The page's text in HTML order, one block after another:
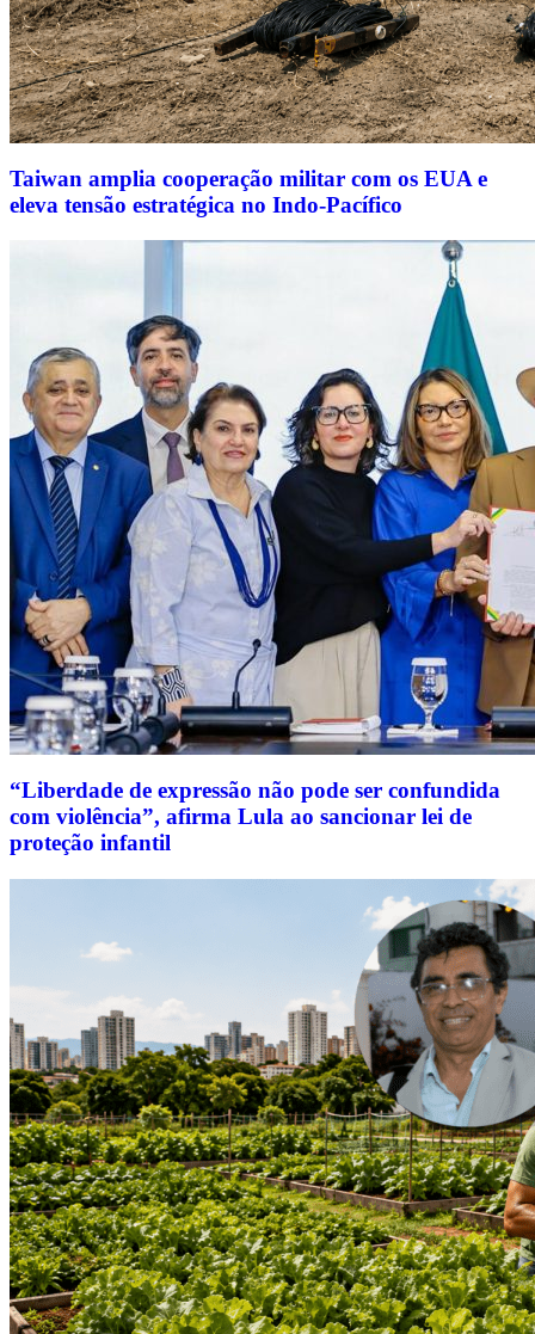
Taiwan amplia cooperação militar com os EUA e
eleva tensão estratégica no Indo-Pacífico
“Liberdade de expressão não pode ser confundida
com violência”, afirma Lula ao sancionar lei de
proteção infantil